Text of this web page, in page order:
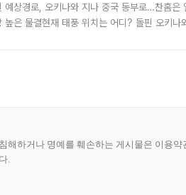
예상경로, 오키나와 지나 중국 동부로…찬홈은
높은 물결현재 태풍 위치는 어디? 돌핀 오키나